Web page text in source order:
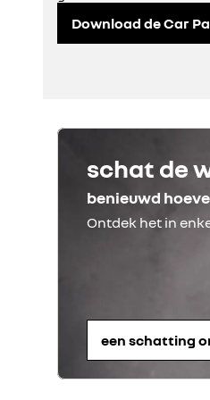
Download de Car
schat de
benieuwd
een schatting